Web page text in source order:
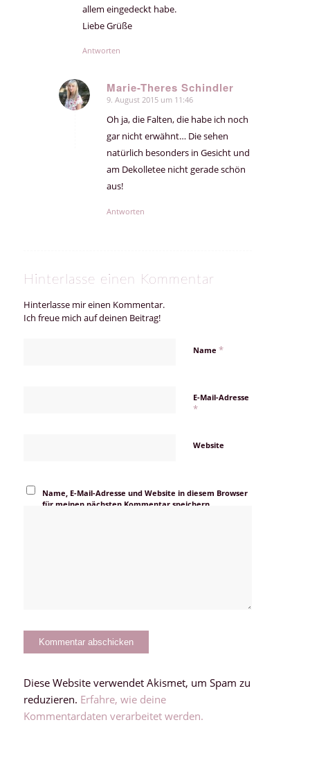
allem eingedeckt habe.
Liebe Grüße
Antworten
Marie-Theres Schindler
sagte:
9. August 2015 um 11:46
Oh ja, die Falten, die habe ich noch
gar nicht erwähnt… Die sehen
natürlich besonders in Gesicht und
am Dekolletee nicht gerade schön
aus!
Antworten
Hinterlasse einen Kommentar
Hinterlasse mir einen Kommentar.
Ich freue mich auf deinen Beitrag!
Name *
E-Mail-Adresse
*
Website
Name, E-Mail-Adresse und Website in diesem Browser
für meinen nächsten Kommentar speichern.
Diese Website verwendet Akismet, um Spam zu
reduzieren. Erfahre, wie deine
Kommentardaten verarbeitet werden.